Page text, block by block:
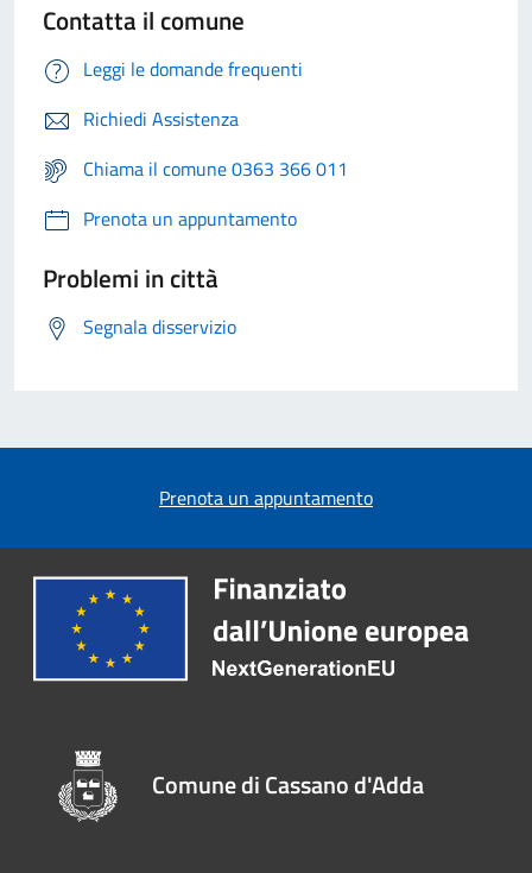
Contatta il comune
Leggi le domande frequenti
Richiedi Assistenza
Chiama il comune 0363 366 011
Prenota un appuntamento
Problemi in città
Segnala disservizio
Prenota un appuntamento
Comune di Cassano d'Adda